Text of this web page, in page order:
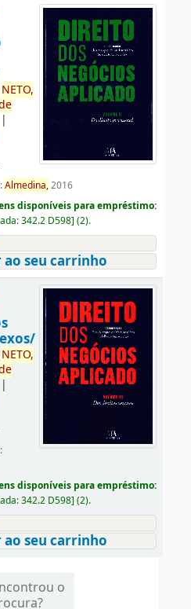
NETO,
|
Almedina,2016
disponíveis para empréstimo:
342.2 D598] (2).
seu carrinho
NETO,
|
disponíveis para empréstimo:
342.2 D598] (2).
seu carrinho
o